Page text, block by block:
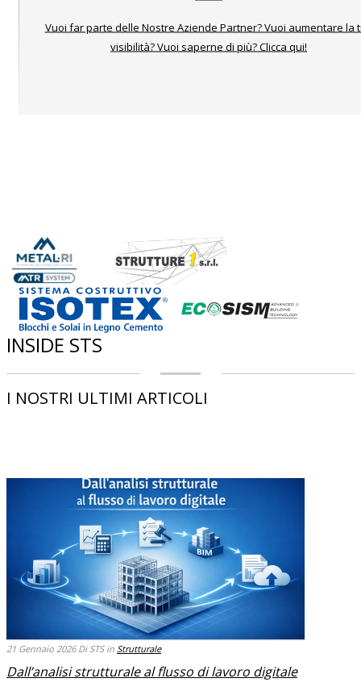
Vuoi far parte delle Nostre Aziende Partner? Vuoi aumentare la
visibilità? Vuoi saperne di più? Clicca qui!
INSIDE STS
I NOSTRI ULTIMI ARTICOLI
21 Gennaio 2026 Di STS in Strutturale
Dall’analisi strutturale al flusso di lavoro digitale